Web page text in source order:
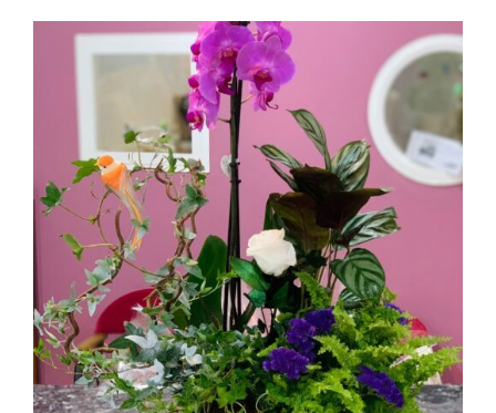
AÑADIR AL CARRITO
/
DETALLES